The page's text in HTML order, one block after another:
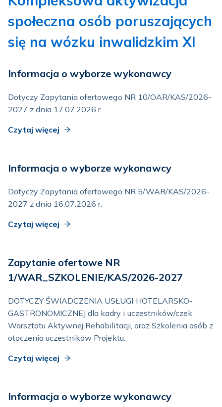
społeczna osób poruszających
się na wózku inwalidzkim XI
Informacja o wyborze wykonawcy
Dotyczy Zapytania ofertowego NR 10/OAR/KAS/2026-
2027 z dnia 17.07.2026 r.
Czytaj więcej
Informacja o wyborze wykonawcy
Dotyczy Zapytania ofertowego NR 5/WAR/KAS/2026-
2027 z dnia 16.07.2026 r.
Czytaj więcej
Zapytanie ofertowe NR
1/WAR_SZKOLENIE/KAS/2026-2027
DOTYCZY ŚWIADCZENIA USŁUGI HOTELARSKO-
GASTRONOMICZNEJ dla kadry i uczestników/czek
Warsztatu Aktywnej Rehabilitacji, oraz Szkolenia osób z
otoczenia uczestników Projektu.
Czytaj więcej
Informacja o wyborze wykonawcy